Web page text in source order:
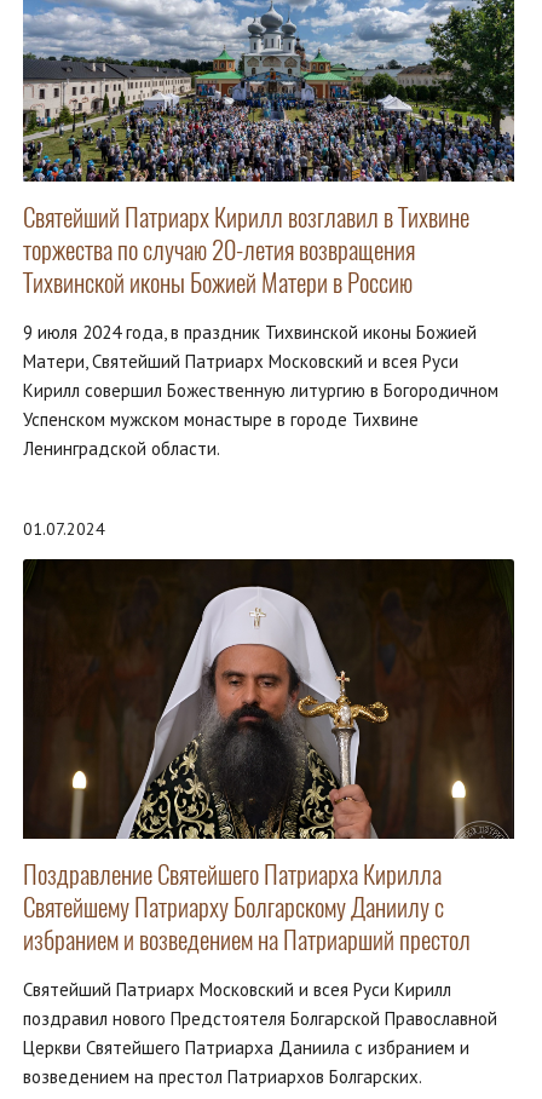
Святейший Патриарх Кирилл возглавил в Тихвине
торжества по случаю 20-летия возвращения
Тихвинской иконы Божией Матери в Россию
9 июля 2024 года, в праздник Тихвинской иконы Божией
Матери, Святейший Патриарх Московский и всея Руси
Кирилл совершил Божественную литургию в Богородичном
Успенском мужском монастыре в городе Тихвине
Ленинградской области.
01.07.2024
Поздравление Святейшего Патриарха Кирилла
Святейшему Патриарху Болгарскому Даниилу с
избранием и возведением на Патриарший престол
Святейший Патриарх Московский и всея Руси Кирилл
поздравил нового Предстоятеля Болгарской Православной
Церкви Святейшего Патриарха Даниила с избранием и
возведением на престол Патриархов Болгарских.